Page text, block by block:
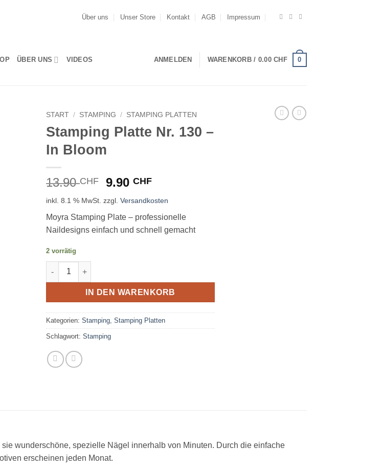
Über uns Unser Store Kontakt AGB Impressum
ÜBER UNS VIDEOS ANMELDEN WARENKORB / 0.00CHF 0
START / STAMPING / STAMPING PLATTEN
Stamping Platte Nr. 130 –
In Bloom
13.90CHF
Ursprünglicher
war:
13.90 CHF
9.90CHFAktueller
ist:
9.90 CHF.
inkl. 8.1 % MwSt. zzgl. Versandkosten
Moyra Stamping Plate – professionelle
Naildesigns einfach und schnell gemacht
2 vorrätig
Stamping Platte Nr. 130 - In Bloom Menge
IN DEN WARENKORB
Kategorien: Stamping, Stamping Platten
Schlagwort: Stamping
wunderschöne, spezielle Nägel innerhalb von Minuten. Durch die einfache
erscheinen jeden Monat.